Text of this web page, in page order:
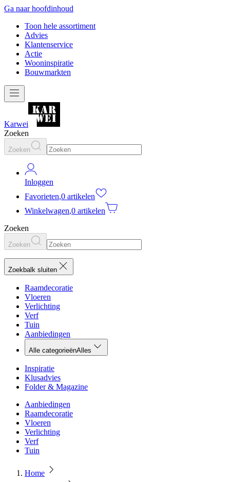
Ga naar hoofdinhoud
Toon hele assortiment
Advies
Klantenservice
Actie
Wooninspiratie
Bouwmarkten
Karwei
Zoeken
Zoeken
Inloggen
Favorieten,0 artikelen
Winkelwagen,0 artikelen
Zoeken
Zoeken
Zoekbalk sluiten
Raamdecoratie
Vloeren
Verlichting
Verf
Tuin
Aanbiedingen
Alle categorieënAlles
Inspiratie
Klusadvies
Folder & Magazine
Aanbiedingen
Raamdecoratie
Vloeren
Verlichting
Verf
Tuin
Home